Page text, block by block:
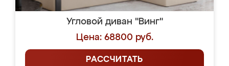
Угловой диван "Винг"
Цена: 68800 руб.
РАССЧИТАТЬ